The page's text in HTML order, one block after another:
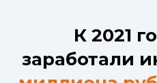
К 2021
заработали